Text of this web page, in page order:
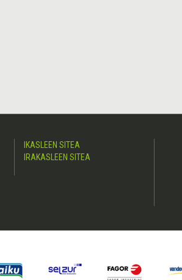
IKASLEEN SITEA
IRAKASLEEN SITEA